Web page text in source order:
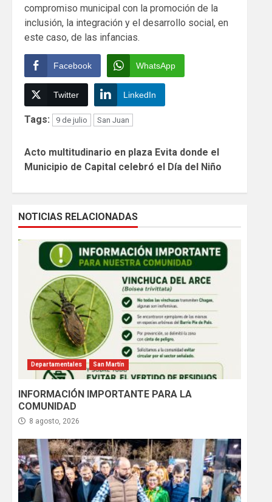
compromiso municipal con la promoción de la
inclusión, la integración y el desarrollo social, en
este caso, de las infancias.
Facebook WhatsApp
Twitter LinkedIn
Tags: 9 de julio San Juan
Reading
Acto multitudinario en plaza Evita donde el
Municipio de Capital celebró el Día del Niño
NOTICIAS RELACIONADAS
Departamentales San Martín
INFORMACIÓN IMPORTANTE PARA LA
COMUNIDAD
8 agosto, 2026